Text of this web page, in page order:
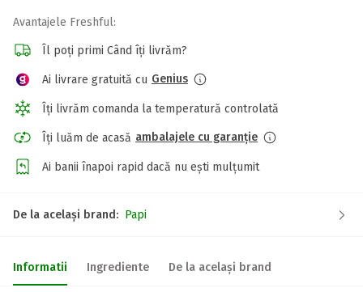
Avantajele Freshful:
Îl poți primi Când îți livrăm?
Ai livrare gratuită cu Genius
Îți livrăm comanda la temperatură controlată
Îți luăm de acasă ambalajele cu garanție
Ai banii înapoi rapid dacă nu ești mulțumit
De la același brand: Papi
Informatii Ingrediente De la același brand